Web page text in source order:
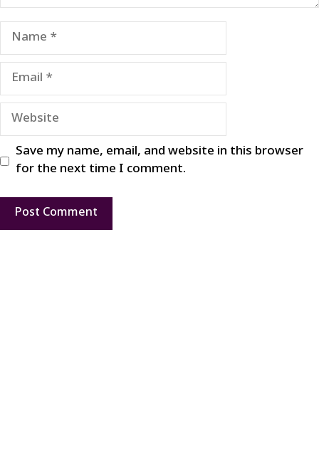
Name
Email
Website
Save my name, email, and website in this browser
for the next time I comment.